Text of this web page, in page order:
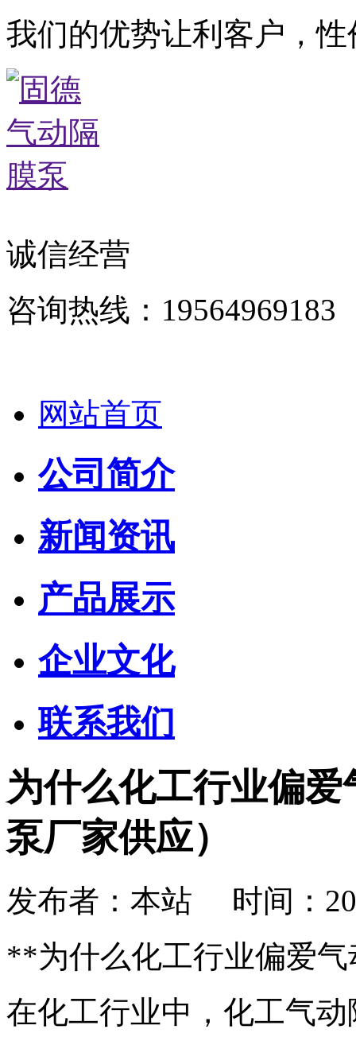
我们的优势让利客户，
诚信经营
咨询热线：19564969183
网站首页
公司简介
新闻资讯
产品展示
企业文化
联系我们
为什么化工行业偏
泵厂家供应）
发布者：本站 时间：
**为什么化工行业偏爱
在化工行业中，化工气